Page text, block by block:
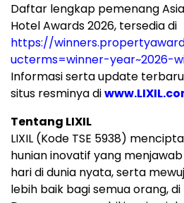
Daftar lengkap pemenang
Hotel Awards 2026, tersedia di
https://
ucterms=winner-year~2026-
Informasi serta update terbaru
situs resminya di
Tentang LIXIL
LIXIL (Kode TSE 5938)
hunian inovatif yang
hari di dunia nyata, serta
lebih baik bagi semua orang,